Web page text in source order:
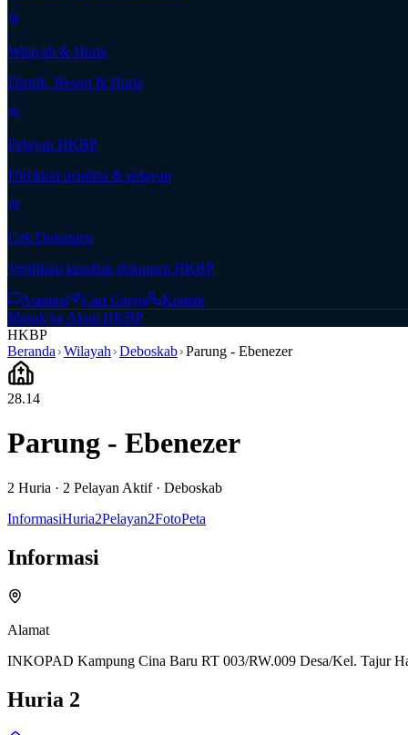
Wilayah & Huria
Distrik, Resort & Huria
Pelayan HKBP
Direktori pendeta & pelayan
Cek Dokumen
Verifikasi keaslian dokumen HKBP
Aspirasi Cari Gereja
Kontak
Masuk ke Akun HKBP
HKBP
Beranda Wilayah Deboskab Parung - Ebenezer
28.14
Parung - Ebenezer
2 Huria · 2 Pelayan Aktif· Deboskab
InformasiHuria2Pelayan2FotoPeta
Informasi
Alamat
INKOPAD Kampung Cina Baru RT 003/RW.009 Desa/Kel. Tajur
Huria 2